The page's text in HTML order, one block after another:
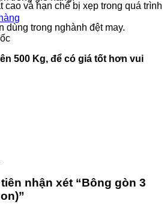
cao và hạn chế bị xẹp trong quá trình
dùng trong nghành đệt may.
500 Kg, để có giá tốt hơn vui
nhận xét “Bông gòn 3